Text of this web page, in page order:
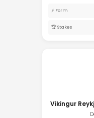
⚡ Form
🏆 Stakes
Vikingur